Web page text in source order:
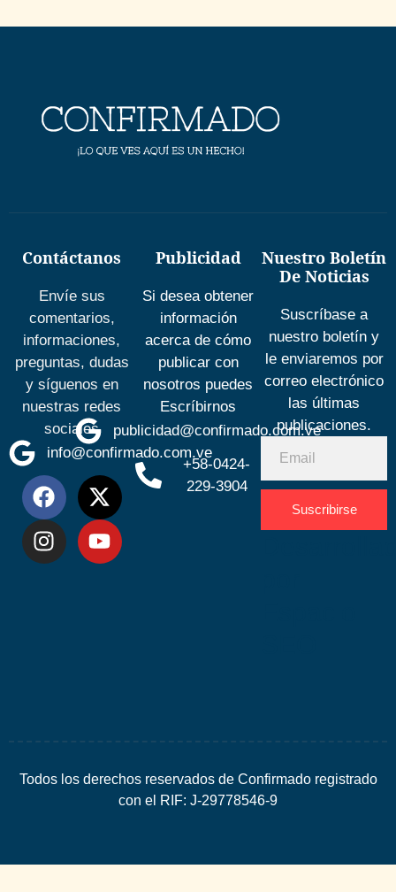
Contáctanos
Envíe sus
comentarios,
informaciones,
preguntas, dudas
y síguenos en
nuestras redes
sociales
info@confirmado.com.ve
Publicidad
Si desea obtener
información
acerca de cómo
publicar con
nosotros puedes
Escríbirnos
publicidad@confirmado.com.ve
+58-0424-
229-3904
Nuestro Boletín
De Noticias
Suscríbase a
nuestro boletín y
le enviaremos por
correo electrónico
las últimas
publicaciones.
Suscribirse
Todos los derechos reservados de Confirmado registrado
con el RIF: J-29778546-9